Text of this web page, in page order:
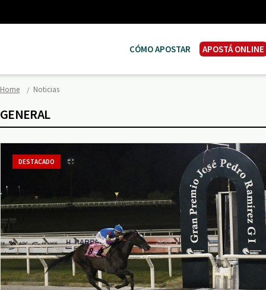
CÓMO APOSTAR APOSTÁ ONLINE
Home Noticias
GENERAL
DESTACADO